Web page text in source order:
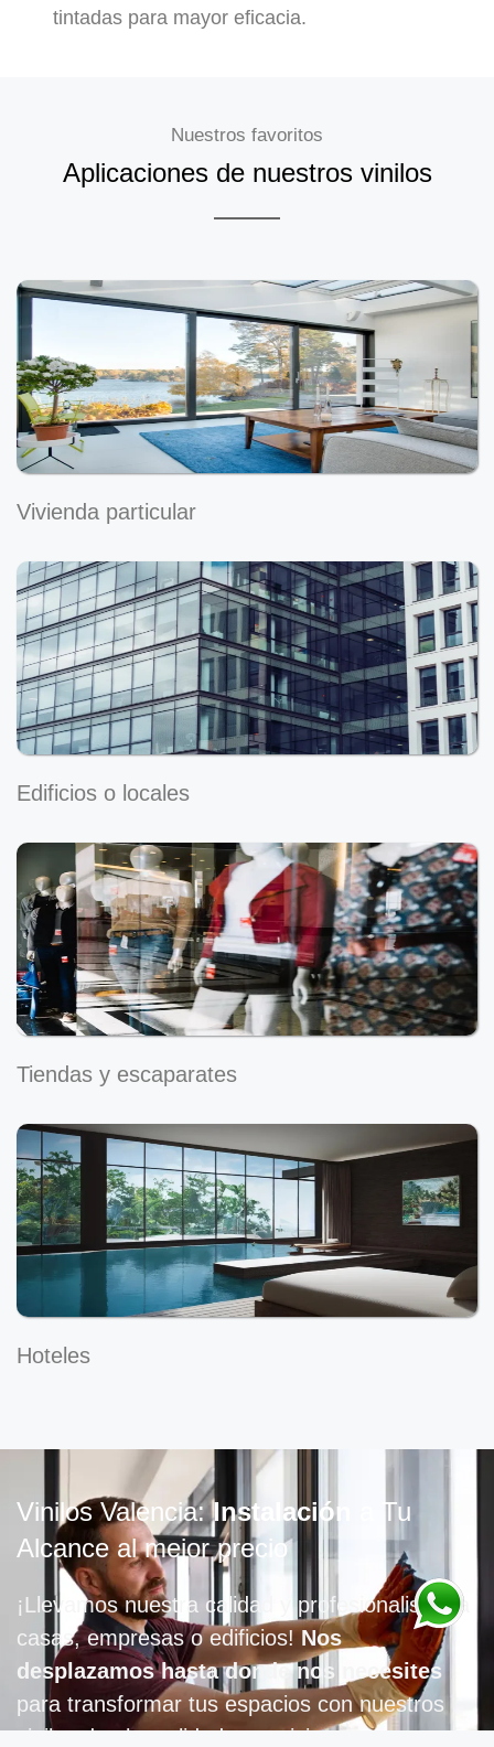
tintadas para mayor eficacia.
Nuestros favoritos
Aplicaciones de nuestros vinilos
Vivienda particular
Edificios o locales
Tiendas y escaparates
Hoteles
Vinilos Valencia:Instalación
a Tu
Alcance al mejor precio
¡Llevamos nuestra calidad y profesionalismo a
casas, empresas o edificios!Nos
desplazamos hasta donde nos necesites
para transformar tus espacios con nuestros
vinilos de alta calidad y servicio experto